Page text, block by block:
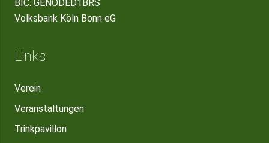
BIC: GENODED1BRS
Volksbank Köln Bonn eG
Links
Verein
Veranstaltungen
Trinkpavillon